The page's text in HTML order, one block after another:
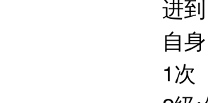
进
自
1次